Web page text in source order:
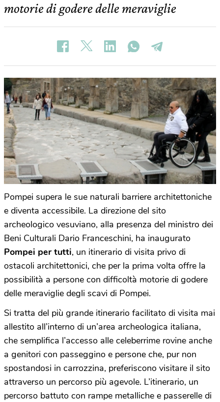
motorie di godere delle meraviglie
Pompei supera le sue naturali barriere architettoniche
e diventa accessibile. La direzione del sito
archeologico vesuviano, alla presenza del ministro dei
Beni Culturali Dario Franceschini, ha inaugurato
Pompei per tutti, un itinerario di visita privo di
ostacoli architettonici, che per la prima volta offre la
possibilità a persone con difficoltà motorie di godere
delle meraviglie degli scavi di Pompei.
Si tratta del più grande itinerario facilitato di visita mai
allestito all’interno di un’area archeologica italiana,
che semplifica l’accesso alle celeberrime rovine anche
a genitori con passeggino e persone che, pur non
spostandosi in carrozzina, preferiscono visitare il sito
attraverso un percorso più agevole. L’itinerario, un
percorso battuto con rampe metalliche e passerelle di